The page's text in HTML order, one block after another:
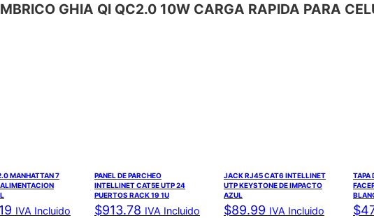
GHIA QI QC2.0 10W CARGA RAPIDA PARA
MANHATTAN 7
IVA Incluido
PANEL DE PARCHEO
INTELLINET CAT5E UTP 24
PUERTOS RACK 19 1U
$913.78 IVA Incluido
JACK RJ45 CAT6 INTELLINET
UTP KEYSTONE DE IMPACTO
AZUL
$89.99 IVA Incluido
TAPA
$